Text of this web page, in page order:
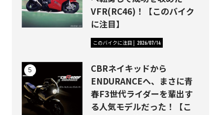
VFR(RC46)！【このバイク
に注目】
このバイクに注目 2026/07/14
CBRネイキッドから
ENDURANCEへ、まさに青
春F3世代ライダーを輩出す
る人気モデルだった！【こ